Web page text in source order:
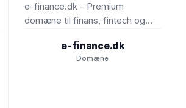
e-finance.dk – Premium
domæne til finans, fintech og
genkendeligt domænenavn med
stærk kommerciel værdi…
e-finance.dk
Domæne